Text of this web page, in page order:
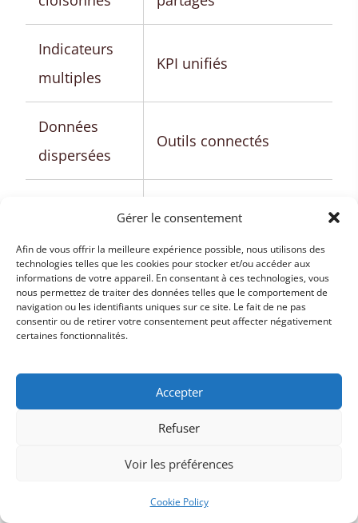
Gérer le consentement
Afin de vous offrir la meilleure expérience possible, nous utilisons des
technologies telles que les cookies pour stocker et/ou accéder aux
informations de votre appareil. En consentant à ces technologies, vous
nous permettez de traiter des données telles que le comportement de
navigation ou les identifiants uniques sur ce site. Le fait de ne pas
consentir ou de retirer votre consentement peut affecter négativement
certaines fonctionnalités.
Accepter
Refuser
Voir les préférences
Cookie Policy
Indicateurs
multiples
KPI unifiés
Données
dispersées
Outils connectés
En résumé, le RevOps ne se limite pas à une
explication théorique. C’est une approche
organisationnelle qui fluidifie les échanges,
l’entreprise autour d’un objectif commun : la
croissance durable du chiffre d’affaires.